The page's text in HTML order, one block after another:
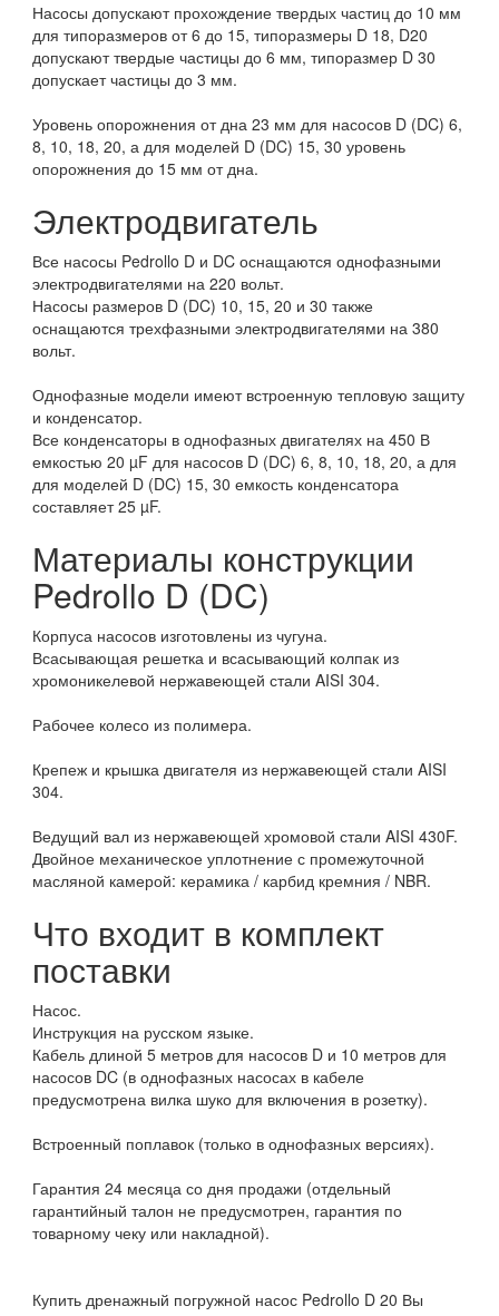
Насосы допускают прохождение твердых частиц до 10 мм
для типоразмеров от 6 до 15, типоразмеры D 18, D20
допускают твердые частицы до 6 мм, типоразмер D 30
допускает частицы до 3 мм.
Уровень опорожнения от дна 23 мм для насосов D (DC) 6,
8, 10, 18, 20, а для моделей D (DC) 15, 30 уровень
опорожнения до 15 мм от дна.
Электродвигатель
Все насосы Pedrollo D и DC оснащаются однофазными
электродвигателями на 220 вольт.
Насосы размеров D (DC) 10, 15, 20 и 30 также
оснащаются трехфазными электродвигателями на 380
вольт.
Однофазные модели имеют встроенную тепловую защиту
и конденсатор.
Все конденсаторы в однофазных двигателях на 450 В
емкостью 20 µF для насосов D (DC) 6, 8, 10, 18, 20, а для
для моделей D (DC) 15, 30 емкость конденсатора
составляет 25 µF.
Материалы конструкции
Pedrollo D (DC)
Корпуса насосов изготовлены из чугуна.
Всасывающая решетка и всасывающий колпак из
хромоникелевой нержавеющей стали AISI 304.
Рабочее колесо из полимера.
Крепеж и крышка двигателя из нержавеющей стали AISI
304.
Ведущий вал из нержавеющей хромовой стали AISI 430F.
Двойное механическое уплотнение с промежуточной
масляной камерой: керамика / карбид кремния / NBR.
Что входит в комплект
поставки
Насос.
Инструкция на русском языке.
Кабель длиной 5 метров для насосов D и 10 метров для
насосов DC (в однофазных насосах в кабеле
предусмотрена вилка шуко для включения в розетку).
Встроенный поплавок (только в однофазных версиях).
Гарантия 24 месяца со дня продажи (отдельный
гарантийный талон не предусмотрен, гарантия по
товарному чеку или накладной).
Купить дренажный погружной насос Pedrollo D 20 Вы